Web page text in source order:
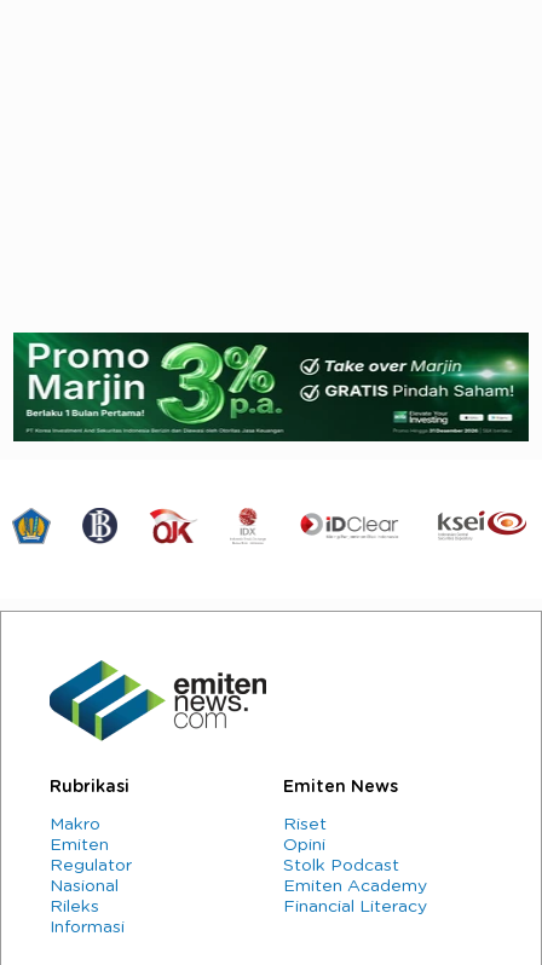
Rubrikasi
Makro
Emiten
Regulator
Nasional
Rileks
Informasi
Emiten News
Riset
Opini
Stolk Podcast
Emiten Academy
Financial Literacy